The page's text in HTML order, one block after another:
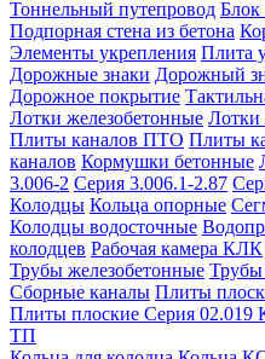
Тоннельный путепровод Блок
Подпорная стена из бетона
Элементы укрепления Плита
Дорожные знаки Дорожный
Дорожное покрытие
Лотки железобетонные
Плиты каналов ПТО Плиты
каналов Кормушки бетонные
3.006-2 Серия 3.006.1-2.87
Колодцы Кольца опорные
Колодцы водосточные
колодцев Рабочая камера КЛК
Трубы железобетонные
Сборные каналы Плиты
Плиты плоские Серия
ТП